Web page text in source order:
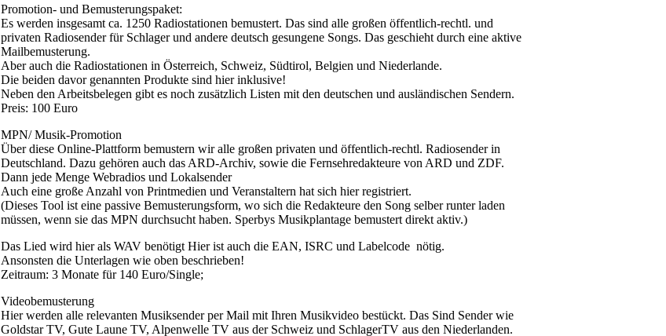
Promotion- und Bemusterungspaket:
Es werden insgesamt ca. 1250 Radiostationen bemustert. Das sind alle großen öffentlich-rechtl. und
privaten Radiosender für Schlager und andere deutsch gesungene Songs. Das geschieht durch eine aktive
Mailbemusterung.
Aber auch die Radiostationen in Österreich, Schweiz, Südtirol, Belgien und Niederlande.
Die beiden davor genannten Produkte sind hier inklusive!
Neben den Arbeitsbelegen gibt es noch zusätzlich Listen mit den deutschen und ausländischen Sendern.
Preis: 100 Euro
MPN/ Musik-Promotion
Über diese Online-Plattform bemustern wir alle großen privaten und öffentlich-rechtl. Radiosender in
Deutschland. Dazu gehören auch das ARD-Archiv, sowie die Fernsehredakteure von ARD und ZDF.
Dann jede Menge Webradios und Lokalsender
Auch eine große Anzahl von Printmedien und Veranstaltern hat sich hier registriert.
(Dieses Tool ist eine passive Bemusterungsform, wo sich die Redakteure den Song selber runter laden
müssen, wenn sie das MPN durchsucht haben. Sperbys Musikplantage bemustert direkt aktiv.)
Das Lied wird hier als WAV benötigt Hier ist auch die EAN, ISRC und Labelcode nötig.
Ansonsten die Unterlagen wie oben beschrieben!
Zeitraum: 3 Monate für 140 Euro/Single;
Videobemusterung
Hier werden alle relevanten Musiksender per Mail mit Ihren Musikvideo bestückt. Das Sind Sender wie
Goldstar TV, Gute Laune TV, Alpenwelle TV aus der Schweiz und SchlagerTV aus den Niederlanden.